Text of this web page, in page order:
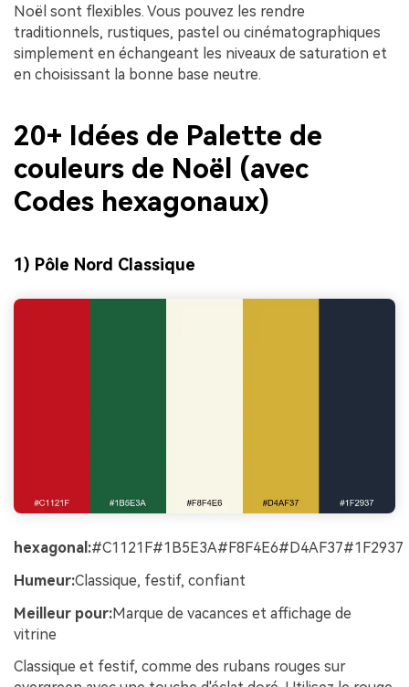
Noël sont flexibles. Vous pouvez les rendre
traditionnels, rustiques, pastel ou cinématographiques
simplement en échangeant les niveaux de saturation et
en choisissant la bonne base neutre.
20+ Idées de Palette de
couleurs de Noël (avec
Codes hexagonaux)
1) Pôle Nord Classique
hexagonal:#C1121F#1B5E3A#F8F4E6#D4AF37#1F2937
Humeur:Classique, festif, confiant
Meilleur pour:Marque de vacances et affichage de
vitrine
Classique et festif, comme des rubans rouges sur